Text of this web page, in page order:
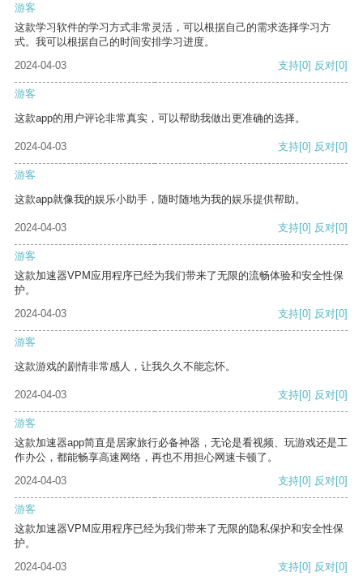
游客
这款学习软件的学习方式非常灵活，可以根据自己的需求选择学习方
式。我可以根据自己的时间安排学习进度。
2024-04-03
支持[0] 反对[0]
游客
这款app的用户评论非常真实，可以帮助我做出更准确的选择。
2024-04-03 支持[0] 反对[0]
游客
这款app就像我的娱乐小助手，随时随地为我的娱乐提供帮助。
2024-04-03 支持[0] 反对[0]
游客
这款加速器VPM应用程序已经为我们带来了无限的流畅体验和安全性保
护。
2024-04-03
支持[0] 反对[0]
游客
这款游戏的剧情非常感人，让我久久不能忘怀。
2024-04-03 支持[0] 反对[0]
游客
这款加速器app简直是居家旅行必备神器，无论是看视频、玩游戏还是工
作办公，都能畅享高速网络，再也不用担心网速卡顿了。
2024-04-03
支持[0] 反对[0]
游客
这款加速器VPM应用程序已经为我们带来了无限的隐私保护和安全性保
护。
2024-04-03
支持[0] 反对[0]